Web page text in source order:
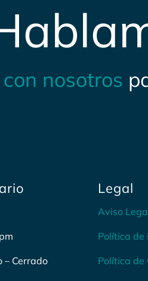
nosotros
– Cerrado
Legal
Aviso
Política de
Política de